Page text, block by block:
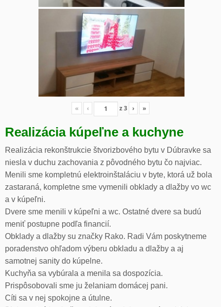
« ‹ z3 › »
Realizácia kúpeľne a kuchyne
Realizácia rekonštrukcie štvorizbového bytu v Dúbravke sa
niesla v duchu zachovania z pôvodného bytu čo najviac.
Menili sme kompletnú elektroinštaláciu v byte, ktorá už bola
zastaraná, kompletne sme vymenili obklady a dlažby vo wc
a v kúpeľni.
Dvere sme menili v kúpeľni a wc. Ostatné dvere sa budú
meniť postupne podľa financií.
Obklady a dlažby su značky Rako. Radi Vám poskytneme
poradenstvo ohľadom výberu obkladu a dlažby a aj
samotnej sanity do kúpelne.
Kuchyňa sa vybúrala a menila sa dospozícia.
Prispôsobovali sme ju želaniam domácej pani.
Cíti sa v nej spokojne a útulne.